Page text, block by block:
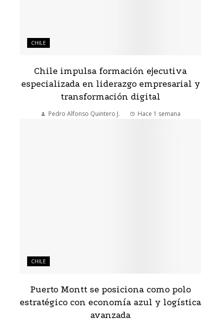
CHILE
Chile impulsa formación ejecutiva
especializada en liderazgo empresarial y
transformación digital
Pedro Alfonso Quintero J. Hace 1 semana
CHILE
Puerto Montt se posiciona como polo
estratégico con economía azul y logística
avanzada